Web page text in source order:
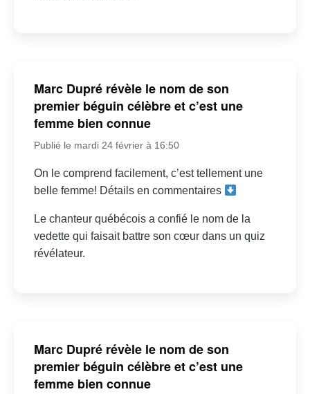
Marc Dupré révèle le nom de son
premier béguin célèbre et c’est une
femme bien connue
Publié le mardi 24 février à 16:50
On le comprend facilement, c’est tellement une
belle femme! Détails en commentaires
Le chanteur québécois a confié le nom de la
vedette qui faisait battre son cœur dans un quiz
révélateur.
Marc Dupré révèle le nom de son
premier béguin célèbre et c’est une
femme bien connue